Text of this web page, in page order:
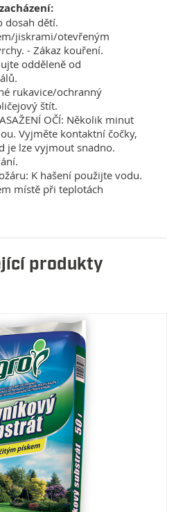
dosah dětí.
jiskrami/otevřeným
- Zákaz kouření.
odděleně od
rukavice/ochranný
štít.
OČÍ: Několik minut
Vyjměte kontaktní čočky,
je lze vyjmout snadno.
K hašení použijte vodu.
místě při teplotách
produkty